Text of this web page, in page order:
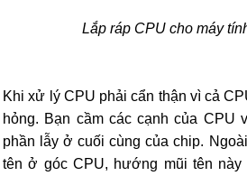
Lắp ráp CPU cho máy
Khi xử lý CPU phải cẩn thận vì cả
hỏng. Bạn cầm các cạnh của CPU
phần lẫy ở cuối cùng của chip.
tên ở góc CPU, hướng mũi tên này